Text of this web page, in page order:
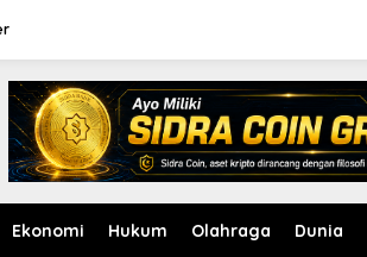
Ekonomi Hukum Olahraga Dunia